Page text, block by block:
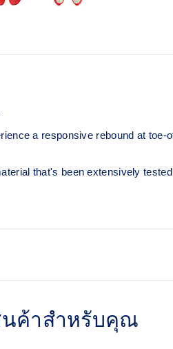
a responsive rebound at toe-
that's been extensively
your foot forward
ค้าสำหรับคุณ